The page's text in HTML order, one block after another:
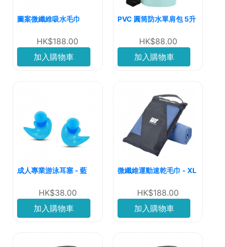
圖案微纖維吸水毛巾
HK$188.00
加入購物車
PVC 圓筒防水單肩包 5升
HK$88.00
加入購物車
成人專業游泳耳塞 - 藍
HK$38.00
加入購物車
微纖維運動速乾毛巾 - XL
HK$188.00
加入購物車